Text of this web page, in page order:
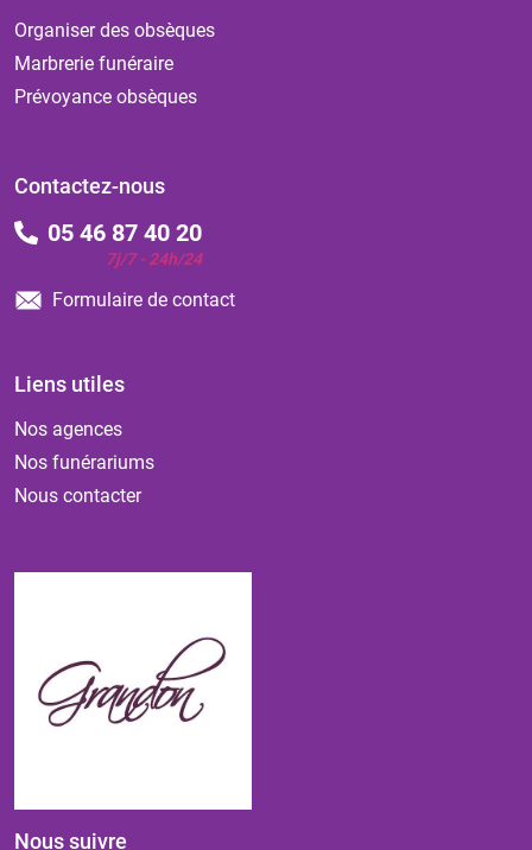
Organiser des obsèques
Marbrerie funéraire
Prévoyance obsèques
Contactez-nous
05 46 87 40 20
7j/7 - 24h/24
Formulaire de contact
Liens utiles
Nos agences
Nos funérariums
Nous contacter
Nous suivre